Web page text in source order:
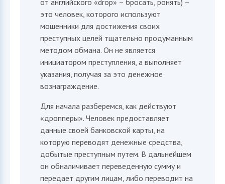
это человек, которого используют
мошенники для достижения своих
преступных целей тщательно продуманным
методом обмана. Он не является
инициатором преступления, а выполняет
указания, получая за это денежное
вознаграждение.
Для начала разберемся, как действуют
«дропперы». Человек предоставляет
данные своей банковской карты, на
которую переводят денежные средства,
добытые преступным путем. В дальнейшем
он обналичивает переведенную сумму и
передает другим лицам, либо переводит на